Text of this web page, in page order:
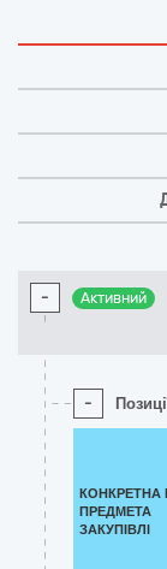
- Активний
-
КОНКРЕТНА
ПРЕДМЕТА
ЗАКУПІВЛІ